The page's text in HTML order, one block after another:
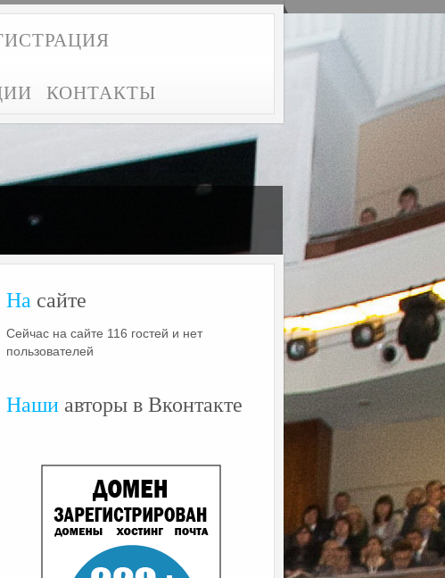
КОНТАКТЫ
На сайте
Сейчас на сайте 116 гостей и нет
пользователей
Наши авторы в Вконтакте